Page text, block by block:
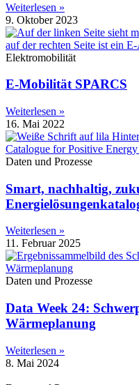
Weiterlesen »
9. Oktober 2023
Elektromobilität
E-Mobilität SPARCS
Weiterlesen »
16. Mai 2022
Daten und Prozesse
Smart, nachhaltig,
Weiterlesen »
11. Februar 2025
Daten und Prozesse
Data Week 24:
Wärmeplanung
Weiterlesen »
8. Mai 2024